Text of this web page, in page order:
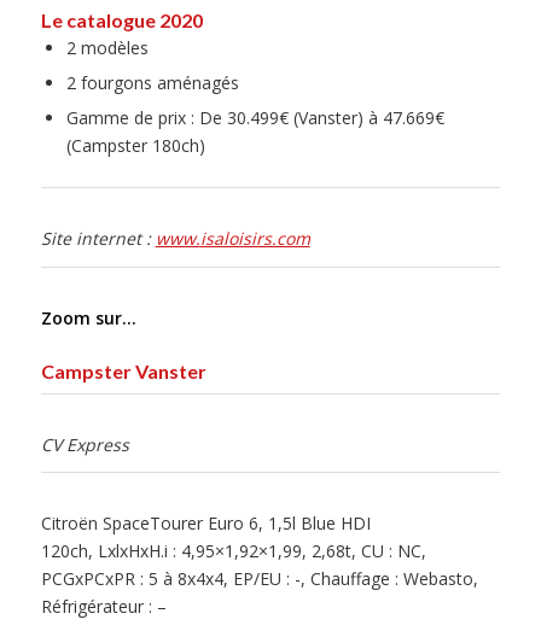
Le catalogue2020
2 modèles
2 fourgons aménagés
Gamme de prix : De 30.499€ (Vanster) à 47.669€
(Campster 180ch)
Site internet : www.isaloisirs.com
Zoom sur…
Campster Vanster
CV Express
Citroën SpaceTourer Euro 6, 1,5l Blue HDI
120ch, LxlxHxH.i : 4,95×1,92×1,99, 2,68t, CU : NC,
PCGxPCxPR : 5 à 8x4x4, EP/EU : -, Chauffage : Webasto,
Réfrigérateur : –